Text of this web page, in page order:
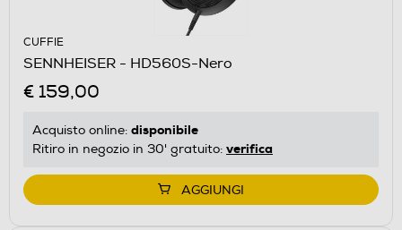
CUFFIE
SENNHEISER - HD560S-Nero
€ 159,00
Acquisto online: disponibile
Ritiro in negozio in 30' gratuito: verifica
AGGIUNGI